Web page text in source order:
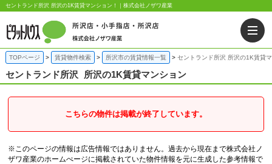
セントランド所沢 所沢の1K賃貸マンション！｜株式会社ノザワ産業
TOPページ 賃貸物件検索 所沢市の賃貸情報一覧 セントランド所沢 所沢の1K賃貸
セントランド所沢 所沢の1K賃貸マンション
こちらの物件は掲載が終了しています。
※このページの情報は広告情報ではありません。過去から現在まで株式会社ノ
ザワ産業のホームぺージに掲載されていた物件情報を元に生成した参考情報で